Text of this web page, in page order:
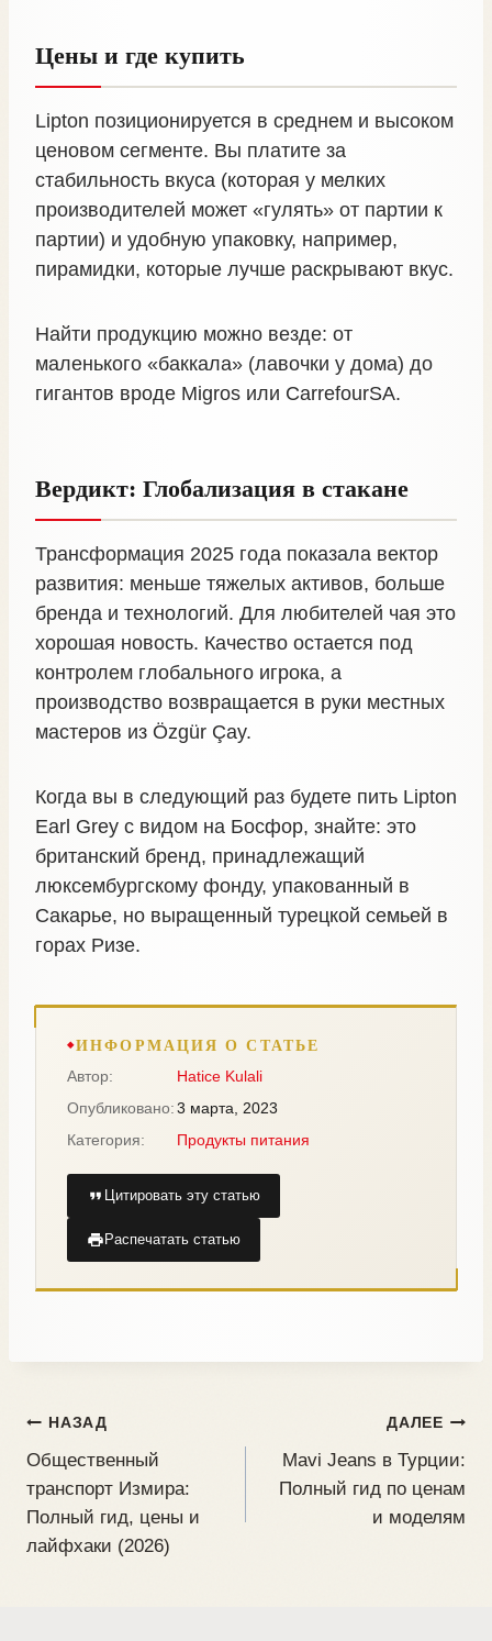
Цены и где купить
Lipton позиционируется в среднем и высоком
ценовом сегменте. Вы платите за
стабильность вкуса (которая у мелких
производителей может «гулять» от партии к
партии) и удобную упаковку, например,
пирамидки, которые лучше раскрывают вкус.
Найти продукцию можно везде: от
маленького «баккала» (лавочки у дома) до
гигантов вроде Migros или CarrefourSA.
Вердикт: Глобализация в стакане
Трансформация 2025 года показала вектор
развития: меньше тяжелых активов, больше
бренда и технологий. Для любителей чая это
хорошая новость. Качество остается под
контролем глобального игрока, а
производство возвращается в руки местных
мастеров из Özgür Çay.
Когда вы в следующий раз будете пить Lipton
Earl Grey с видом на Босфор, знайте: это
британский бренд, принадлежащий
люксембургскому фонду, упакованный в
Сакарье, но выращенный турецкой семьей в
горах Ризе.
ИНФОРМАЦИЯ О СТАТЬЕ
Автор:
Hatice Kulali
Опубликовано:3 марта, 2023
Категория:
Продукты питания
Цитировать эту статью
Распечатать статью
НАЗАД
Общественный
транспорт Измира:
Полный гид, цены и
лайфхаки (2026)
ДАЛЕЕ
Mavi Jeans в Турции:
Полный гид по ценам
и моделям